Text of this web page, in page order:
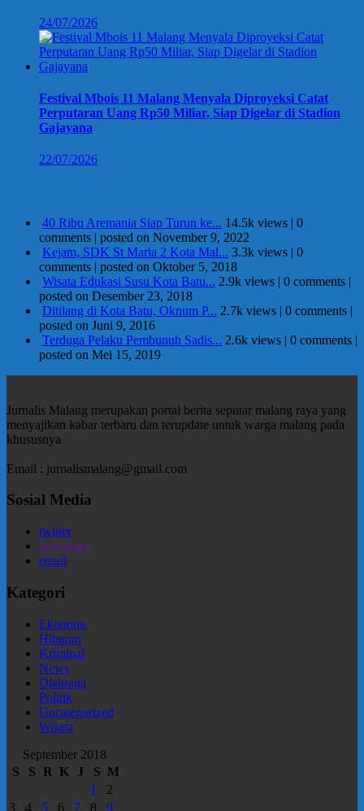
24/07/2026
Festival Mbois 11 Malang Menyala Diproyeksi Catat
Perputaran Uang Rp50 Miliar, Siap Digelar di Stadion
Gajayana
22/07/2026
40 Ribu Aremania Siap Turun ke... 14.5k views | 0
comments | posted on November 9, 2022
Kejam, SDK St Maria 2 Kota Mal... 3.3k views | 0
comments | posted on Oktober 5, 2018
Wisata Edukasi Susu Kota Batu... 2.9k views | 0 comments |
posted on Desember 23, 2018
Ditilang di Kota Batu, Oknum P... 2.7k views | 0 comments |
posted on Juni 9, 2016
Terduga Pelaku Pembunuh Sadis... 2.6k views | 0 comments |
posted on Mei 15, 2019
Jurnalis Malang merupakan portal berita seputar malang raya yang
menyajikan kabar terbaru dan terupdate untuk warga malang pada
khususnya
Email : jurnalismalang@gmail.com
Sosial Media
twitter
instagram
email
Kategori
Ekonomi
Hiburan
Kriminal
News
Olahraga
Politik
Uncategorized
Wisata
September 2018
S
S R K J S M
1
2
3
4 5 6 7 8 9